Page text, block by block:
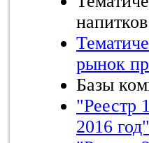
рынок
Базы
"Реестр
2016 год"